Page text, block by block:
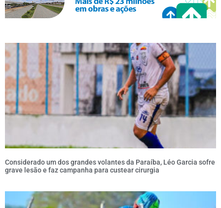
Considerado um dos grandes volantes da Paraíba, Léo Garcia sofre
grave lesão e faz campanha para custear cirurgia